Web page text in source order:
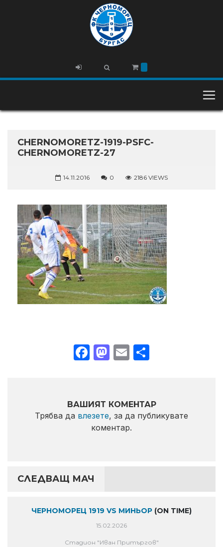
CHERNOMORETZ-1919-PSFC-
CHERNOMORETZ-27
14.11.2016 0 2186 VIEWS
Facebook
Mastodon
Email
ВАШИЯТ КОМЕНТАР
Трябва да влезете, за да публикувате
коментар.
СЛЕДВАЩ МАЧ
ЧЕРНОМОРЕЦ 1919 VS МИНЬОР (ON TIME)
15.02.2026
Стадион "Иван Притъргов"